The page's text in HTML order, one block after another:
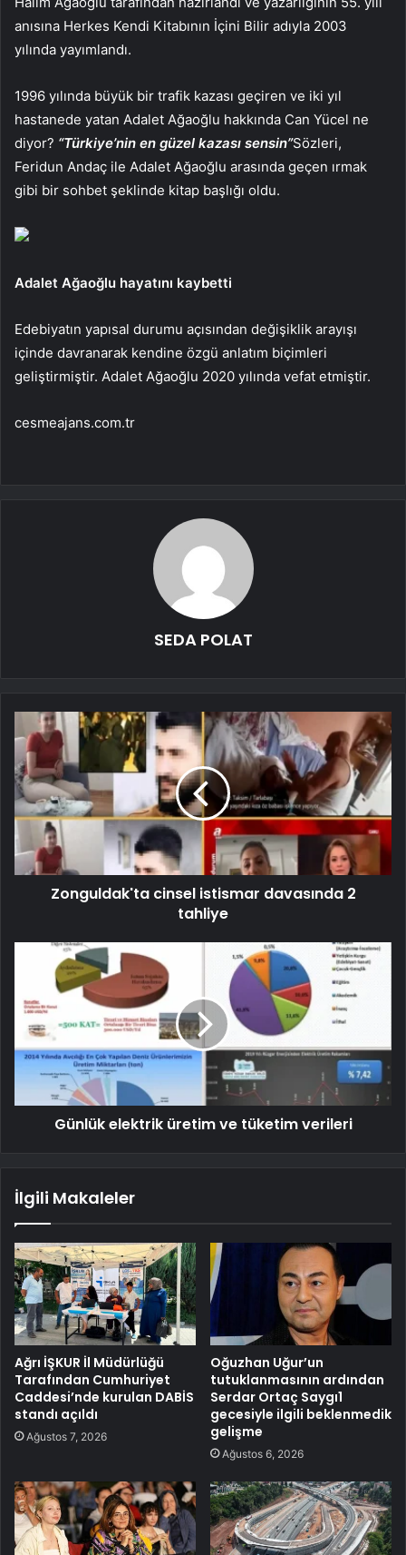
anısına Herkes Kendi Kitabının İçini Bilir adıyla 2003
yılında yayımlandı.
1996 yılında büyük bir trafik kazası geçiren ve iki yıl
hastanede yatan Adalet Ağaoğlu hakkında Can Yücel ne
diyor? “Türkiye’nin en güzel kazası sensin”Sözleri,
Feridun Andaç ile Adalet Ağaoğlu arasında geçen ırmak
gibi bir sohbet şeklinde kitap başlığı oldu.
Adalet Ağaoğlu hayatını kaybetti
Edebiyatın yapısal durumu açısından değişiklik arayışı
içinde davranarak kendine özgü anlatım biçimleri
geliştirmiştir. Adalet Ağaoğlu 2020 yılında vefat etmiştir.
cesmeajans.com.tr
SEDA POLAT
Zonguldak'ta cinsel istismar davasında 2
tahliye
Günlük elektrik üretim ve tüketim verileri
İlgili Makaleler
Ağrı İŞKUR İl Müdürlüğü
Tarafından Cumhuriyet
Caddesi’nde kurulan DABİS
standı açıldı
Ağustos 7, 2026
Oğuzhan Uğur’un
tutuklanmasının ardından
Serdar Ortaç Saygı1
gecesiyle ilgili beklenmedik
gelişme
Ağustos 6, 2026